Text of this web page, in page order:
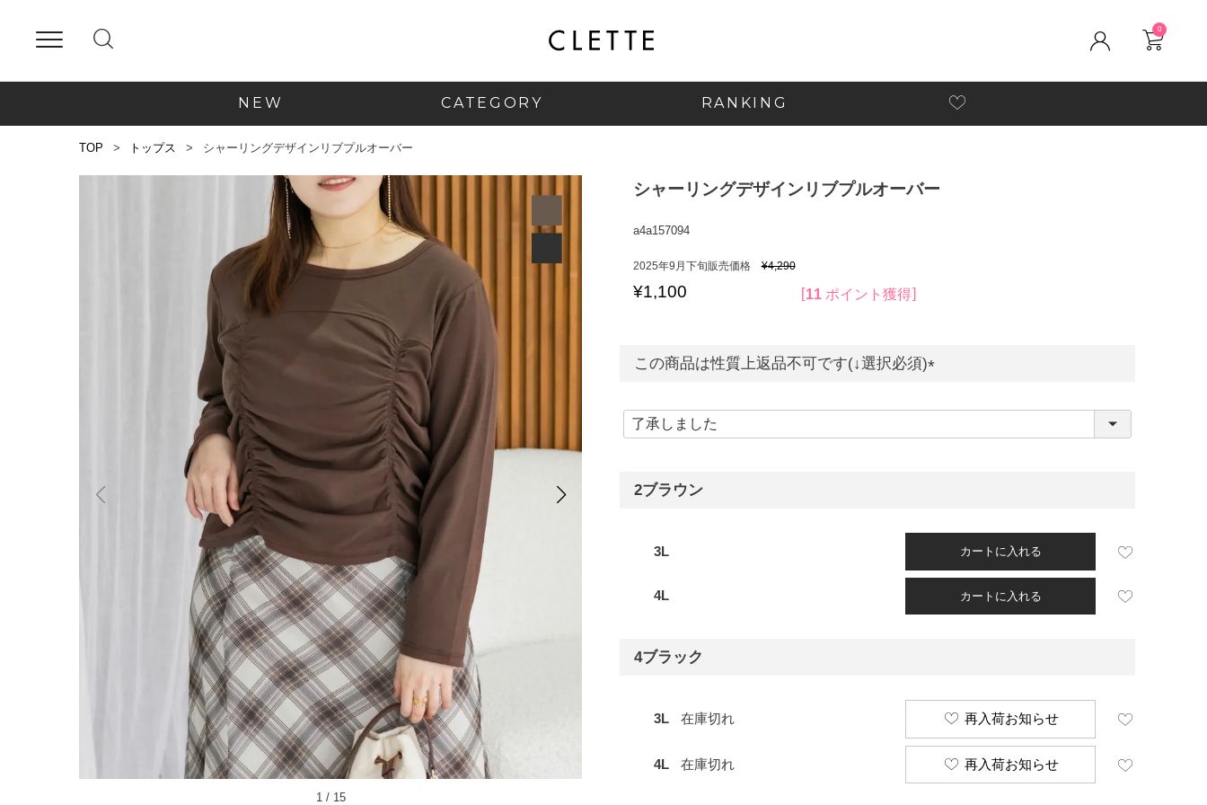
0
NEW CATEGORY RANKING
TOP トップス シャーリングデザインリブプルオーバー
1/ 15
シャーリングデザインリブプルオーバー
a4a157094
2025年9月下旬販売価格 ¥4,290
¥1,100 11 ポイント獲得
この商品は性質上返品不可です(↓選択必須)
必
須
2ブラウン
3L カートに入れる
4L カートに入れる
4ブラック
3L 在庫切れ 再入荷お知らせ
4L 在庫切れ 再入荷お知らせ